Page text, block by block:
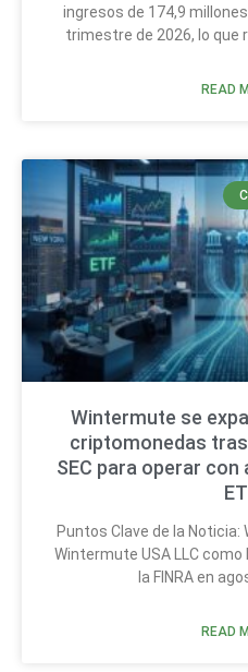
ingresos de 174,9
trimestre de 2026, lo que
READ
Wintermute se
criptomonedas
SEC para operar
Puntos Clave de la
Wintermute USA LLC
la FINRA en
READ